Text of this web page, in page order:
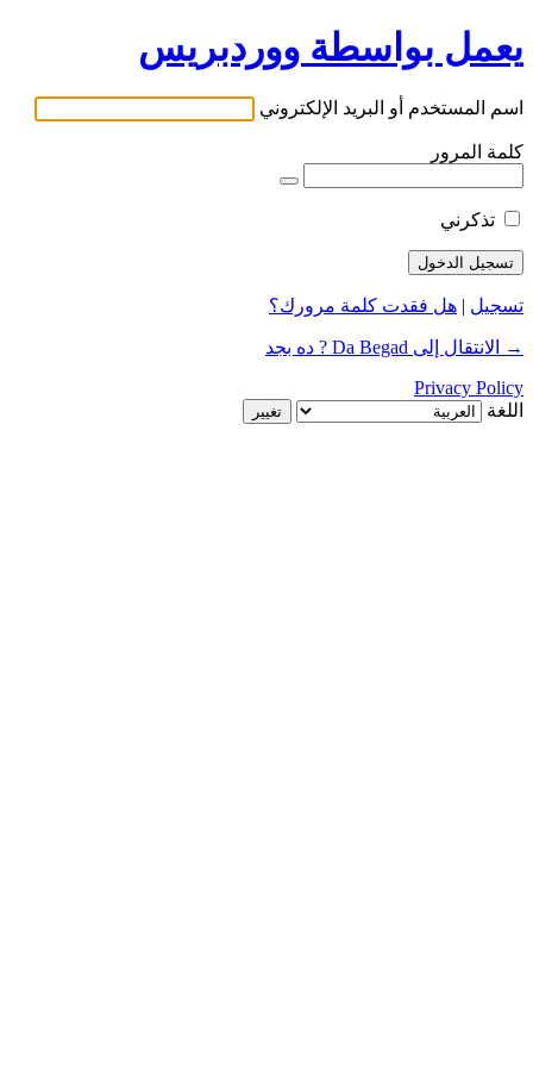
يعمل بواسطة ووردبريس
اسم المستخدم أو البريد الإلكتروني
كلمة المرور
تذكرني
تسجيل | هل فقدت كلمة مرورك؟
→ الانتقال إلى Da Begad ? ده بجد
Privacy Policy
اللغة